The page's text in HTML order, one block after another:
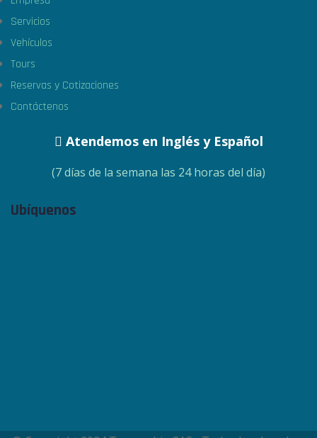
Servicios
Vehículos
Tours
Reservas y Cotizaciones
Contáctenos
Atendemos en Inglés y Español
(7 días de la semana las 24 horas del día)
Ubíquenos